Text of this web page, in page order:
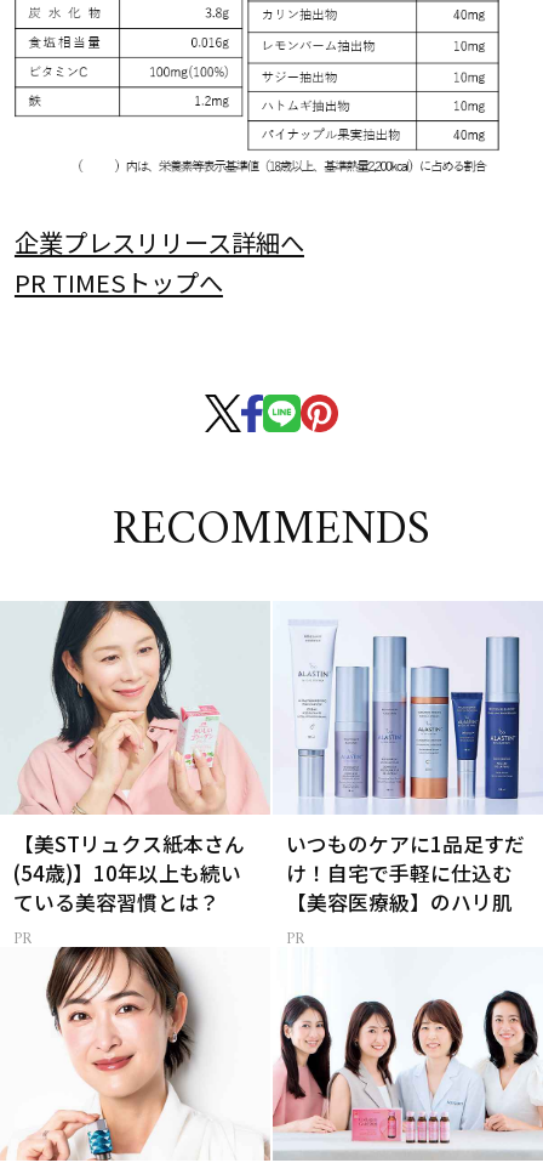
企業プレスリリース詳細へ
PR TIMESトップへ
RECOMMENDS
【美STリュクス紙本さん
(54歳)】10年以上も続い
ている美容習慣とは？
いつものケアに1品足すだ
け！自宅で手軽に仕込む
【美容医療級】のハリ肌